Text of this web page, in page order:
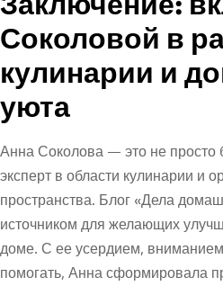
Соколовой в
кулинарии и
уюта
Анна Соколова — это не просто
эксперт в области кулинарии и
пространства. Блог «Дела
источником для желающих
доме. С ее усердием,
помогать, Анна сформировала